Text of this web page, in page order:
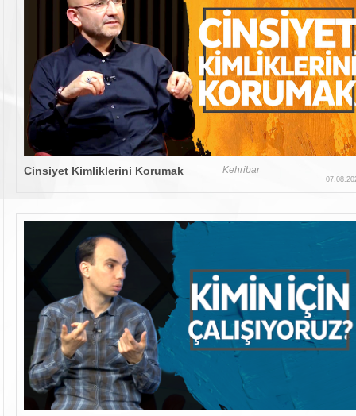
Cinsiyet Kimliklerini Korumak Kehribar